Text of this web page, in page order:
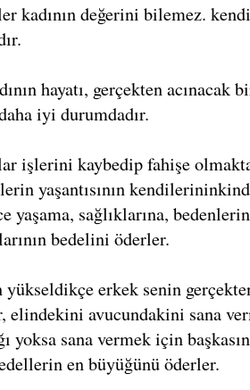
kadının değerini bilemez.
hayatı, gerçekten acınacak
iyi durumdadır.
işlerini kaybedip fahişe
yaşantısının
yaşama, sağlıklarına,
bedelini öderler.
yükseldikçe erkek senin
elindekini avucundakini sana
yoksa sana vermek için
en büyüğünü öderler.